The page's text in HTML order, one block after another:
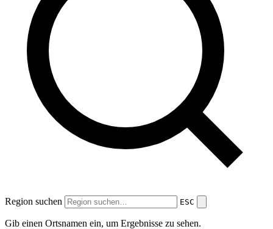
Region suchen ESC
Gib einen Ortsnamen ein, um Ergebnisse zu sehen.